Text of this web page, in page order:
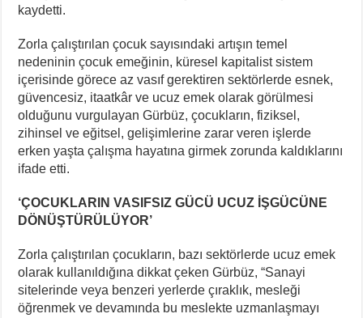
kaydetti.
Zorla çalıştırılan çocuk sayısındaki artışın temel
nedeninin çocuk emeğinin, küresel kapitalist sistem
içerisinde görece az vasıf gerektiren sektörlerde esnek,
güvencesiz, itaatkâr ve ucuz emek olarak görülmesi
olduğunu vurgulayan Gürbüz, çocukların, fiziksel,
zihinsel ve eğitsel, gelişimlerine zarar veren işlerde
erken yaşta çalışma hayatına girmek zorunda kaldıklarını
ifade etti.
‘ÇOCUKLARIN VASIFSIZ GÜCÜ UCUZ İŞGÜCÜNE
DÖNÜŞTÜRÜLÜYOR’
Zorla çalıştırılan çocukların, bazı sektörlerde ucuz emek
olarak kullanıldığına dikkat çeken Gürbüz, “Sanayi
sitelerinde veya benzeri yerlerde çıraklık, mesleği
öğrenmek ve devamında bu meslekte uzmanlaşmayı